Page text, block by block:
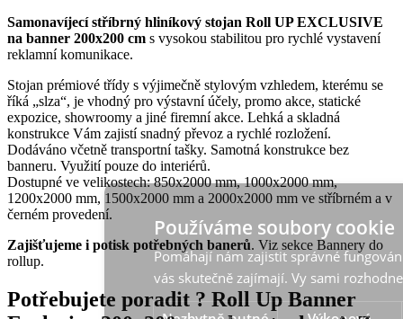
Samonavíjecí stříbrný hliníkový stojan Roll UP EXCLUSIVE
na banner 200x200 cm s vysokou stabilitou pro rychlé vystavení
reklamní komunikace.
Stojan prémiové třídy s výjimečně stylovým vzhledem, kterému se
říká „slza“, je vhodný pro výstavní účely, promo akce, statické
expozice, showroomy a jiné firemní akce. Lehká a skladná
konstrukce Vám zajistí snadný převoz a rychlé rozložení.
Dodáváno včetně transportní tašky. Samotná konstrukce bez
banneru. Využití pouze do interiérů.
Dostupné ve velikostech: 850x2000 mm, 1000x2000 mm,
1200x2000 mm, 1500x2000 mm a 2000x2000 mm ve stříbrném a v
černém provedení.
Zajišťujeme i potisk potřebných banerů. Viz sekce Bannery do
rollup.
Potřebujete poradit ? Roll Up Banner
Používáme soubory cookie
Pomáhají nám zajistit správné
vás skutečně zajímají. Vy sami